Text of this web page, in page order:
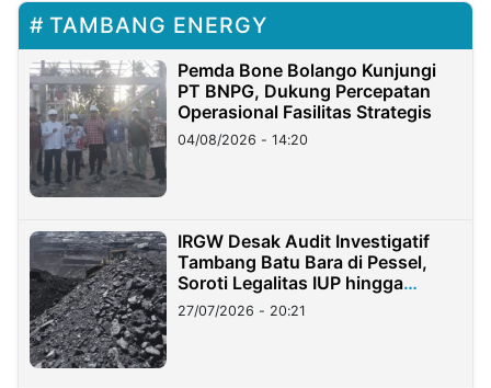
TAMBANG ENERGY
Pemda Bone Bolango Kunjungi
PT BNPG, Dukung Percepatan
Operasional Fasilitas Strategis
04/08/2026 - 14:20
IRGW Desak Audit Investigatif
Tambang Batu Bara di Pessel,
Soroti Legalitas IUP hingga
Stockpile
27/07/2026 - 20:21